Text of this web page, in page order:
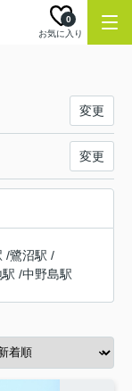
お気に入り
0
変更
変更
/鷺沼駅 /
駅 /中野島駅